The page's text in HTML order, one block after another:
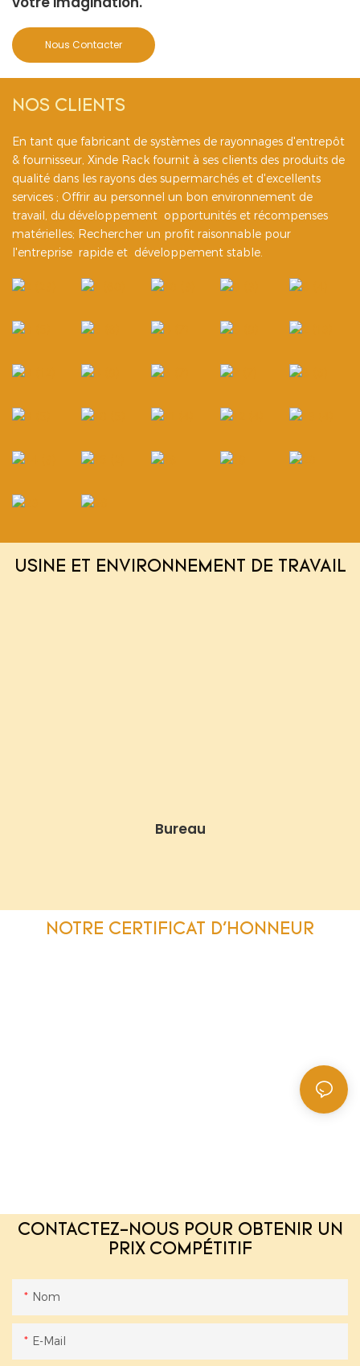
Nous Contacter
NOS CLIENTS
En tant que fabricant de systèmes de rayonnages d'entrepôt
& fournisseur, Xinde Rack fournit à ses clients des produits de
qualité dans les rayons des supermarchés et d'excellents
services ; Offrir au personnel un bon environnement de
travail, du développement opportunités et récompenses
matérielles; Rechercher un profit raisonnable pour
l'entreprise rapide et développement stable.
USINE ET ENVIRONNEMENT DE TRAVAIL
Bureau
NOTRE CERTIFICAT D'HONNEUR
CONTACTEZ-NOUS POUR OBTENIR UN
PRIX COMPÉTITIF
Nom
E-Mail